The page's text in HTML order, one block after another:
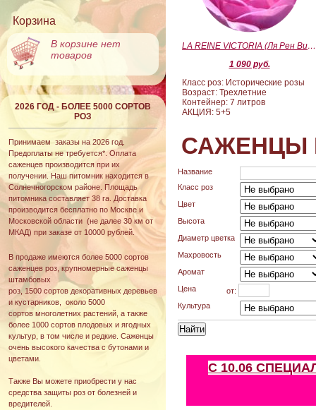
Корзина
В корзине нет
товаров
2026 ГОД - БОЛЕЕ 5000 СОРТОВ
РОЗ
Принимаем заказы на 2026 год.
Предоплаты не требуется*. Оплата
саженцев производится при их
получении. Наш питомник находится в
Солнечногорском районе. Площадь
питомника составляет 38 га. Доставка
производится бесплатно по Москве и
Московской области (не далее 30 км от
МКАД) при заказе от 10000 рублей.
В продаже имеются более 5000 сортов
саженцев роз, крупномерные саженцы
штамбовых
роз, 1500 сортов декоративных деревьев
и кустарников, около 5000
сортов многолетних растений, а также
более 1000 сортов плодовых и ягодных
культур, в том числе и редкие. Саженцы
очень высокого качества с бутонами и
цветами.
Также Вы можете приобрести у нас
средства защиты роз от болезней и
вредителей.
LA REINE VICTORIA (Ля Рен Виктория)
1 090 руб.
Класс роз: Исторические розы
Возраст: Трехлетние
Контейнер: 7 литров
АКЦИЯ: 5+5
САЖЕНЦЫ
Название
Класс роз
Цвет
Высота
Диаметр цветка
Махровость
Аромат
Цена
от:
Культура
С 10.06